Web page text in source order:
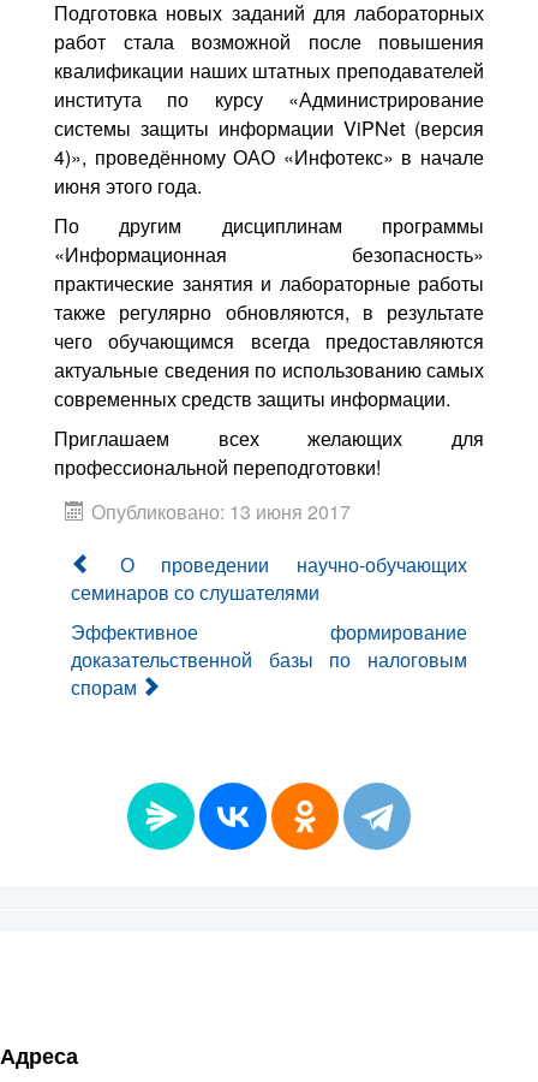
Подготовка новых заданий для лабораторных
работ стала возможной после повышения
квалификации наших штатных преподавателей
института по курсу «Администрирование
системы защиты информации ViPNet (версия
4)», проведённому ОАО «Инфотекс» в начале
июня этого года.
По другим дисциплинам программы
«Информационная безопасность»
практические занятия и лабораторные работы
также регулярно обновляются, в результате
чего обучающимся всегда предоставляются
актуальные сведения по использованию самых
современных средств защиты информации.
Приглашаем всех желающих для
профессиональной переподготовки!
Опубликовано: 13 июня 2017
О проведении научно-обучающих
семинаров со слушателями
Эффективное формирование
доказательственной базы по налоговым
спорам
Адреса